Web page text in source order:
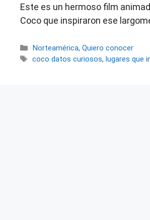
Este es un hermoso film
Coco que inspiraron ese
Categorías
Norteamérica,Quiero conocer
Etiquetas
coco datos curiosos,lugares que